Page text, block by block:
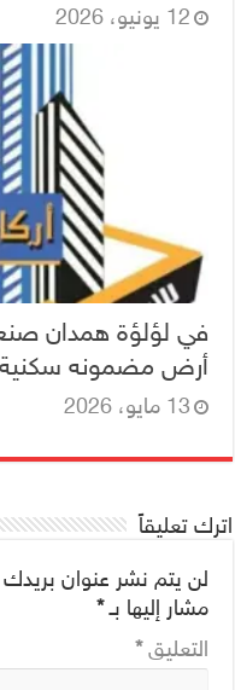
12 يونيو، 2026
في لؤلؤة همدان
أرض مضمونه سكنية
13 مايو، 2026
اترك تعليقاً
لن يتم نشر عنوان بريدك
مشار إليها بـ*
التعليق*